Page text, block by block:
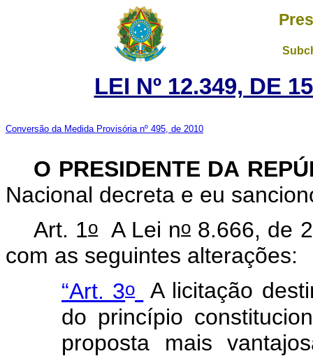
LEI Nº 12.349, DE
Conversão da Medida Provisória nº 495, de 2010
O PRESIDENTE DA
Nacional decreta e eu
Art. 1oA Lei no 8.666, de
com as seguintes alterações:
“Art. 3o
A licitação
do princípio
proposta mais